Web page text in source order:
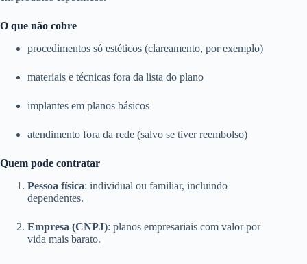
O que não cobre
procedimentos só estéticos (clareamento, por exemplo)
materiais e técnicas fora da lista do plano
implantes em planos básicos
atendimento fora da rede (salvo se tiver reembolso)
Quem pode contratar
Pessoa física: individual ou familiar, incluindo
dependentes.
Empresa (CNPJ): planos empresariais com valor por
vida mais barato.